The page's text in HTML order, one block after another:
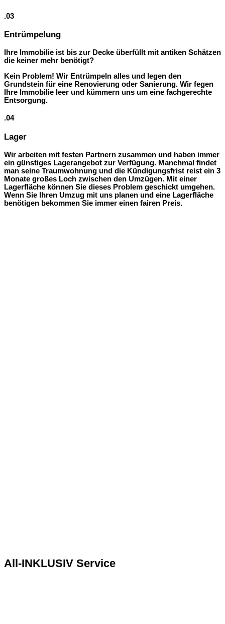
.03
Entrümpelung
Ihre Immobilie ist bis zur Decke überfüllt mit antiken Schätzen
die keiner mehr benötigt?
Kein Problem! Wir Entrümpeln alles und legen den
Grundstein für eine Renovierung oder Sanierung. Wir fegen
Ihre Immobilie leer und kümmern uns um eine fachgerechte
Entsorgung.
.04
Lager
Wir arbeiten mit festen Partnern zusammen und haben immer
ein günstiges Lagerangebot zur Verfügung. Manchmal findet
man seine Traumwohnung und die Kündigungsfrist reist ein 3
Monate großes Loch zwischen den Umzügen. Mit einer
Lagerfläche können Sie dieses Problem geschickt umgehen.
Wenn Sie Ihren Umzug mit uns planen und eine Lagerfläche
benötigen bekommen Sie immer einen fairen Preis.
All-INKLUSIV Service